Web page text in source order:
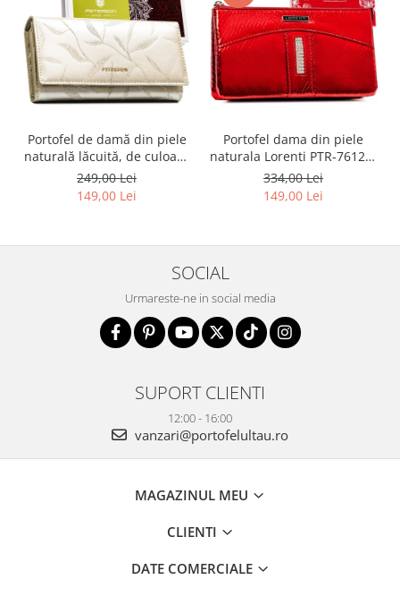
Portofel de damă din piele
naturală lăcuită, de culoare
bej, cu închidere cu capsă -
Peterson
249,00 Lei
149,00 Lei
Portofel dama din piele
naturala Lorenti PTR-76121-
MSD-9306 RE
334,00 Lei
149,00 Lei
SOCIAL
Urmareste-ne in social media
SUPORT CLIENTI
12:00 - 16:00
vanzari@portofelultau.ro
MAGAZINUL MEU
CLIENTI
DATE COMERCIALE